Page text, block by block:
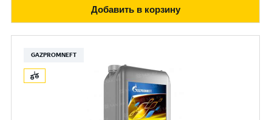
Добавить в корзину
GAZPROMNEFT